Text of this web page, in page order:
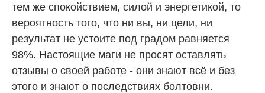
тем же спокойствием, силой и энергетикой, то
вероятность того, что ни вы, ни цели, ни
результат не устоите под градом равняется
98%. Настоящие маги не просят оставлять
отзывы о своей работе - они знают всё и без
этого и знают о последствиях болтовни.